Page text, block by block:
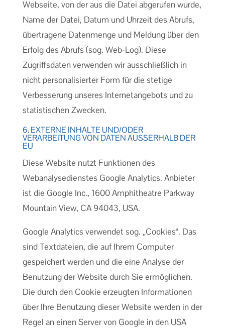
Webseite, von der aus die Datei abgerufen wurde,
Name der Datei, Datum und Uhrzeit des Abrufs,
übertragene Datenmenge und Meldung über den
Erfolg des Abrufs (sog. Web-Log). Diese
Zugriffsdaten verwenden wir ausschließlich in
nicht personalisierter Form für die stetige
Verbesserung unseres Internetangebots und zu
statistischen Zwecken.
6. EXTERNE INHALTE UND/ODER
VERARBEITUNG VON DATEN AUSSERHALB DER E
U
Diese Website nutzt Funktionen des
Webanalysedienstes Google Analytics. Anbieter
ist die Google Inc., 1600 Amphitheatre Parkway
Mountain View, CA 94043, USA.
Google Analytics verwendet sog. „Cookies“. Das
sind Textdateien, die auf Ihrem Computer
gespeichert werden und die eine Analyse der
Benutzung der Website durch Sie ermöglichen.
Die durch den Cookie erzeugten Informationen
über Ihre Benutzung dieser Website werden in der
Regel an einen Server von Google in den USA